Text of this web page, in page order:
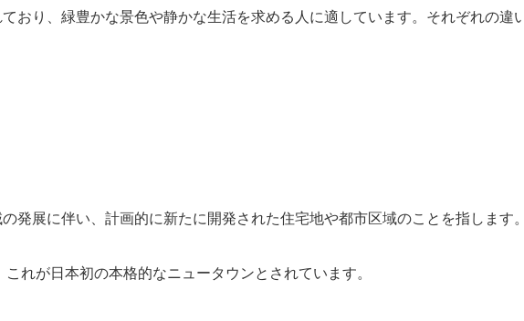
おり、緑豊かな景色や静かな生活を求める人に適しています。それぞれの違
発展に伴い、計画的に新たに開発された住宅地や都市区域のことを指します。
れが日本初の本格的なニュータウンとされています。